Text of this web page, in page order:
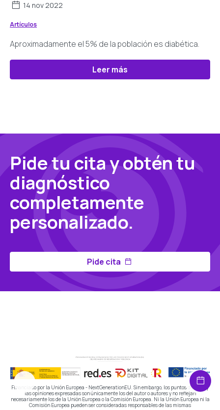
14 nov 2022
Artículos
Aproximadamente el 5% de la población es diabética.
Leer más
Pide tu cita y obtén tu
diagnóstico
completamente
personalizado.
Pide cita
Financiado por la Unión Europea - NextGenerationEU. Sin embargo, los puntos de vista y
las opiniones expresadas son únicamente los del autor o autores y no reflejan
necesariamente los de la Unión Europea o la Comisión Europea. Ni la Unión Europea ni la
Comisión Europea pueden ser consideradas responsables de las mismas